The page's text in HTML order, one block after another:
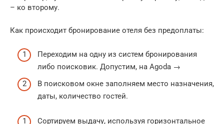
– ко второму.
Как происходит бронирование отеля без предоплаты:
Переходим на одну из систем бронирования
либо поисковик. Допустим, на Agoda →
В поисковом окне заполняем место назначения,
даты, количество гостей.
Сортируем выдачу, используя горизонтальное